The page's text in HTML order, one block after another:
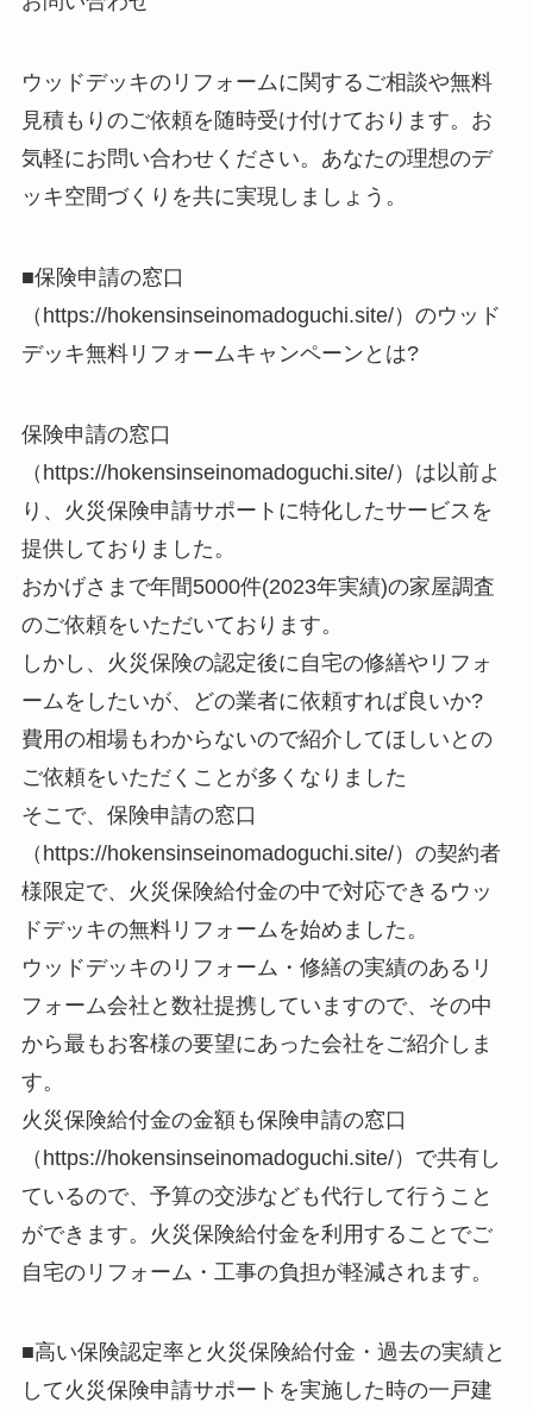
ウッドデッキのリフォームに関するご相談や無料
見積もりのご依頼を随時受け付けております。お
気軽にお問い合わせください。あなたの理想のデ
ッキ空間づくりを共に実現しましょう。
■保険申請の窓口
（https://hokensinseinomadoguchi.site/）のウッド
デッキ無料リフォームキャンペーンとは?
保険申請の窓口
（https://hokensinseinomadoguchi.site/）は以前よ
り、火災保険申請サポートに特化したサービスを
提供しておりました。
おかげさまで年間5000件(2023年実績)の家屋調査
のご依頼をいただいております。
しかし、火災保険の認定後に自宅の修繕やリフォ
ームをしたいが、どの業者に依頼すれば良いか?
費用の相場もわからないので紹介してほしいとの
ご依頼をいただくことが多くなりました
そこで、保険申請の窓口
（https://hokensinseinomadoguchi.site/）の契約者
様限定で、火災保険給付金の中で対応できるウッ
ドデッキの無料リフォームを始めました。
ウッドデッキのリフォーム・修繕の実績のあるリ
フォーム会社と数社提携していますので、その中
から最もお客様の要望にあった会社をご紹介しま
す。
火災保険給付金の金額も保険申請の窓口
（https://hokensinseinomadoguchi.site/）で共有し
ているので、予算の交渉なども代行して行うこと
ができます。火災保険給付金を利用することでご
自宅のリフォーム・工事の負担が軽減されます。
■高い保険認定率と火災保険給付金・過去の実績と
して火災保険申請サポートを実施した時の一戸建